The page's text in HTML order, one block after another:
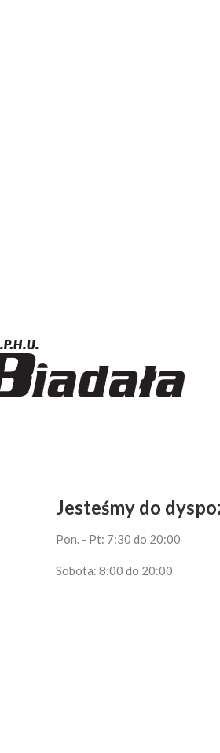
Jesteśmy do
Pon. - Pt: 7:30 do 20:00
Sobota: 8:00 do 20:00